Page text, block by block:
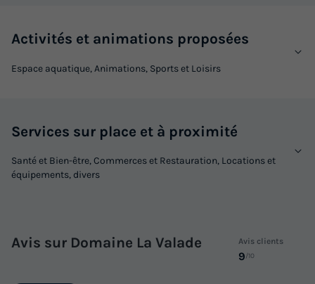
Activités et animations proposées
Espace aquatique, Animations, Sports et Loisirs
Services sur place et à proximité
Santé et Bien-être, Commerces et Restauration, Locations et
équipements, divers
Avis sur Domaine La Valade Avis clients
9/10